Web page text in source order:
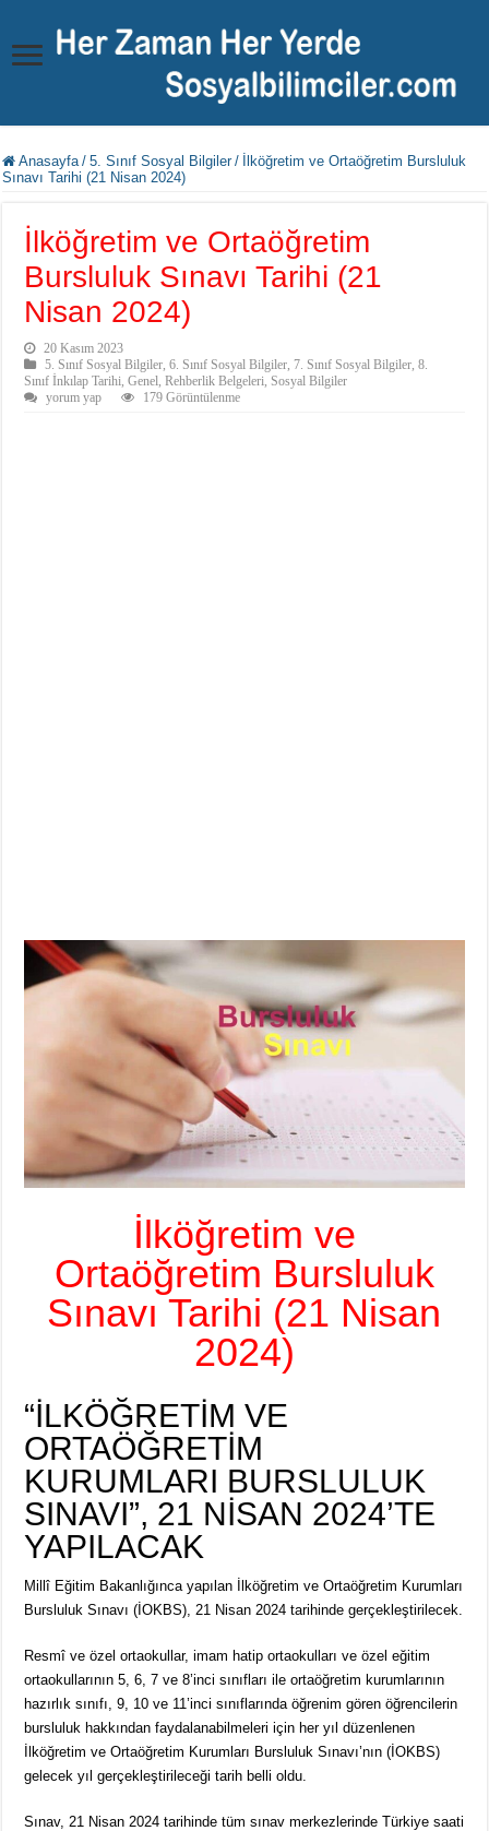
Anasayfa / 5. Sınıf Sosyal Bilgiler / İlköğretim ve Ortaöğretim Bursluluk
Sınavı Tarihi (21 Nisan 2024)
İlköğretim ve Ortaöğretim
Bursluluk Sınavı Tarihi (21
Nisan 2024)
20 Kasım 2023
5. Sınıf Sosyal Bilgiler ,6. Sınıf Sosyal Bilgiler ,7. Sınıf Sosyal Bilgiler ,8.
Sınıf İnkılap Tarihi ,Genel ,Rehberlik Belgeleri Sosyal Bilgiler
yorum yap
179 Görüntülenme
İlköğretim ve
Ortaöğretim Bursluluk
Sınavı Tarihi (21 Nisan
2024)
“İLKÖĞRETİM VE
ORTAÖĞRETİM
KURUMLARI BURSLULUK
SINAVI”, 21 NİSAN 2024’TE
YAPILACAK
Millî Eğitim Bakanlığınca yapılan İlköğretim ve Ortaöğretim Kurumları
Bursluluk Sınavı (İOKBS), 21 Nisan 2024 tarihinde gerçekleştirilecek.
Resmî ve özel ortaokullar, imam hatip ortaokulları ve özel eğitim
ortaokullarının 5, 6, 7 ve 8’inci sınıfları ile ortaöğretim kurumlarının
hazırlık sınıfı, 9, 10 ve 11’inci sınıflarında öğrenim gören öğrencilerin
bursluluk hakkından faydalanabilmeleri için her yıl düzenlenen
İlköğretim ve Ortaöğretim Kurumları Bursluluk Sınavı’nın (İOKBS)
gelecek yıl gerçekleştirileceği tarih belli oldu.
Sınav, 21 Nisan 2024 tarihinde tüm sınav merkezlerinde Türkiye saati